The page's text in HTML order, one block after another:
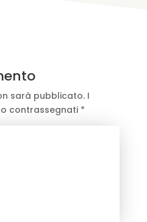
sarà pubblicato. I
contrassegnati *